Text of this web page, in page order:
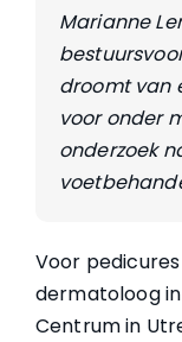
Marianne
droomt van
voor onder
onderzoek
Voor
dermatoloog
Centrum in